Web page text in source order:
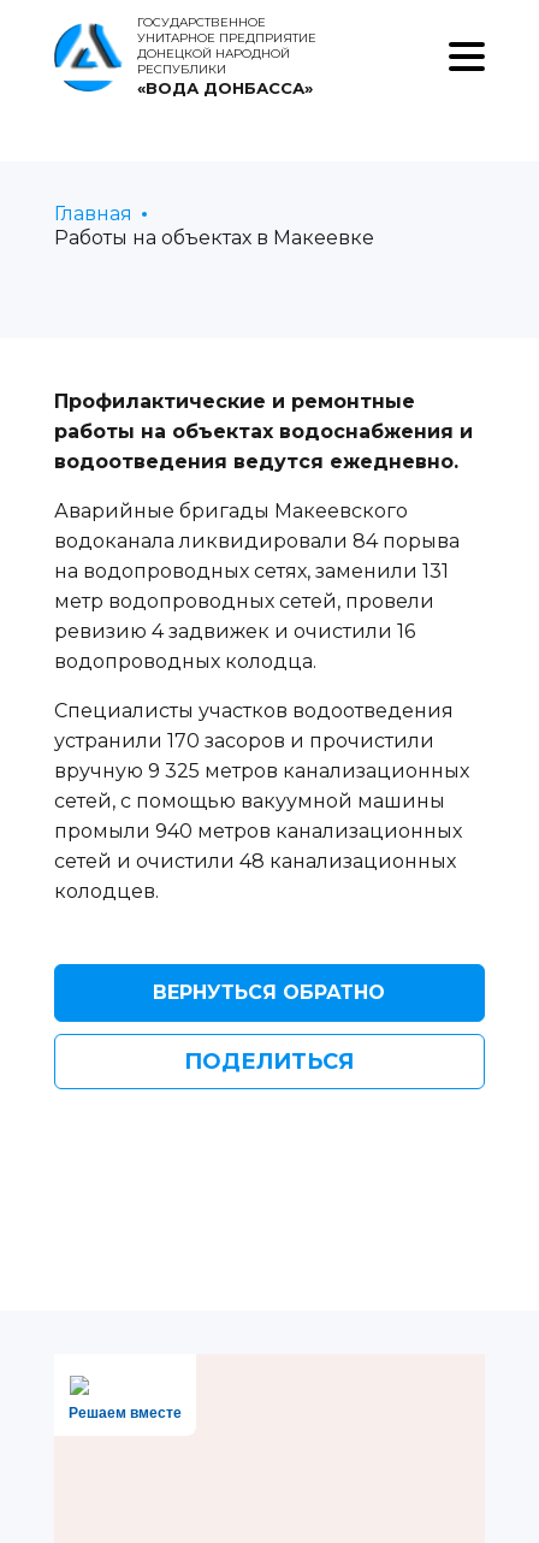
ГОСУДАРСТВЕННОЕ
УНИТАРНОЕ ПРЕДПРИЯТИЕ
ДОНЕЦКОЙ НАРОДНОЙ
РЕСПУБЛИКИ
«ВОДА ДОНБАССА»
Главная
Работы на объектах в Макеевке
Профилактические и ремонтные
работы на объектах водоснабжения и
водоотведения ведутся ежедневно.
Аварийные бригады Макеевского
водоканала ликвидировали 84 порыва
на водопроводных сетях, заменили 131
метр водопроводных сетей, провели
ревизию 4 задвижек и очистили 16
водопроводных колодца.
Специалисты участков водоотведения
устранили 170 засоров и прочистили
вручную 9 325 метров канализационных
сетей, с помощью вакуумной машины
промыли 940 метров канализационных
сетей и очистили 48 канализационных
колодцев.
ВЕРНУТЬСЯ ОБРАТНО
ПОДЕЛИТЬСЯ
Решаем вместе